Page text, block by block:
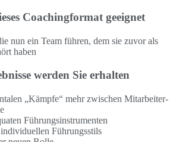
Coachingformat geeignet
nun ein Team führen, dem sie zuvor als
haben
werden Sie erhalten
„Kämpfe“ mehr zwischen Mitarbeiter-
Führungsinstrumenten
Führungsstils